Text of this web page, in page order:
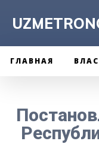
ГЛАВНАЯ